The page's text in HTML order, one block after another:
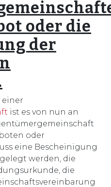
oder die
der
einer
ist es von nun an
oder
eine Bescheinigung
werden, die
die